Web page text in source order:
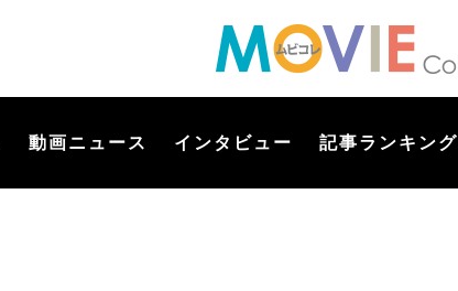
動画ニュース インタビュー 記事ランキング